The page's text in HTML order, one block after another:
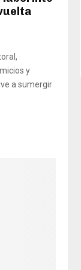
y
a sumergir